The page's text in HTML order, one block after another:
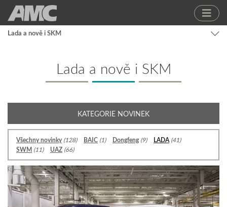
Lada a nově i SKM
Lada a nově i SKM
KATEGORIE NOVINEK
Všechny novinky (128) BAIC (1) Dongfeng (9) LADA (41)
SWM (11) UAZ (66)